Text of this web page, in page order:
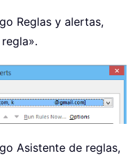
Reglas y alertas,
Asistente de reglas,